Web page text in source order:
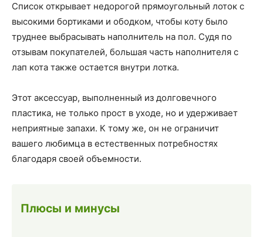
Список открывает недорогой прямоугольный лоток с
высокими бортиками и ободком, чтобы коту было
труднее выбрасывать наполнитель на пол. Судя по
отзывам покупателей, большая часть наполнителя с
лап кота также остается внутри лотка.
Этот аксессуар, выполненный из долговечного
пластика, не только прост в уходе, но и удерживает
неприятные запахи. К тому же, он не ограничит
вашего любимца в естественных потребностях
благодаря своей объемности.
Плюсы и минусы